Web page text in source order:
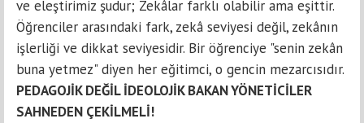
ve eleştirimiz şudur; Zekâlar farklı olabilir ama eşittir.
Öğrenciler arasındaki fark, zekâ seviyesi değil, zekânın
işlerliği ve dikkat seviyesidir. Bir öğrenciye "senin zekân
buna yetmez" diyen her eğitimci, o gencin mezarcısıdır.
PEDAGOJİK DEĞİL İDEOLOJİK BAKAN YÖNETİCİLER
SAHNEDEN ÇEKİLMELİ!